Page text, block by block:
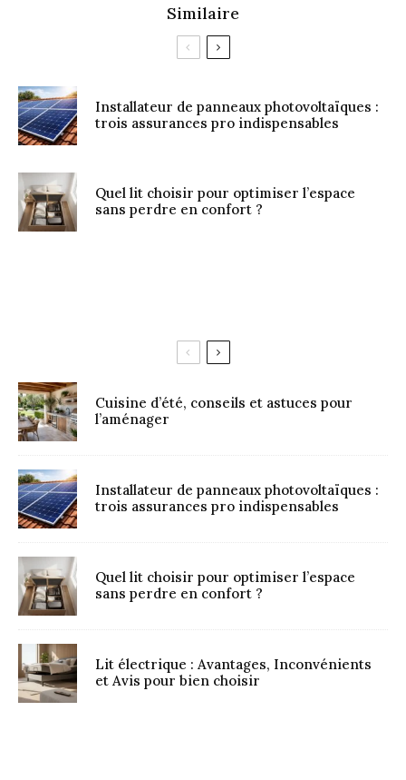
Similaire
Installateur de panneaux photovoltaïques :
trois assurances pro indispensables
Quel lit choisir pour optimiser l’espace
sans perdre en confort ?
Cuisine d’été, conseils et astuces pour
l’aménager
Installateur de panneaux photovoltaïques :
trois assurances pro indispensables
Quel lit choisir pour optimiser l’espace
sans perdre en confort ?
Lit électrique : Avantages, Inconvénients
et Avis pour bien choisir